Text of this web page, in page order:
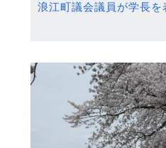
浪江町議会議員が学長を